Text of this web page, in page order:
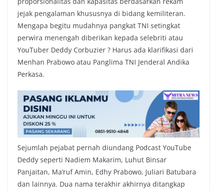
jejak pengalaman khususnya di bidang kemiliteran.
Mengapa begitu mudahnya pangkat TNI setingkat
perwira menengah diberikan kepada selebriti atau
YouTuber Deddy Corbuzier ? Harus ada klarifikasi dari
Menhan Prabowo atau Panglima TNI Jenderal Andika
Perkasa.
Sejumlah pejabat pernah diundang Podcast YouTube
Deddy seperti Nadiem Makarim, Luhut Binsar
Panjaitan, Ma’ruf Amin, Edhy Prabowo, Juliari Batubara
dan lainnya. Dua nama terakhir akhirnya ditangkap